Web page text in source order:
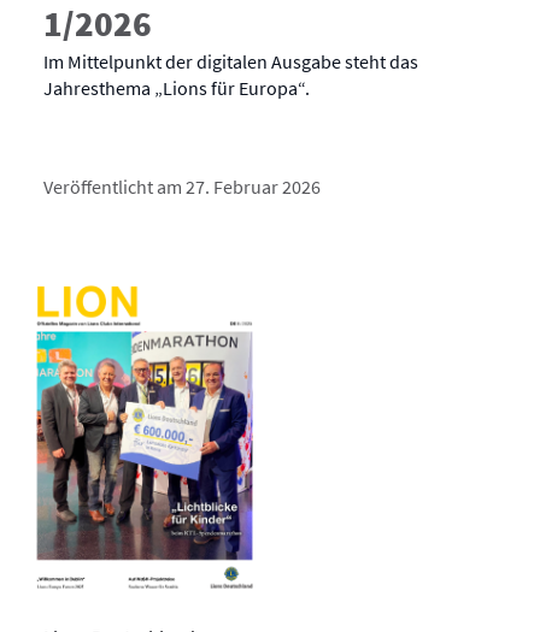
1/2026
Im Mittelpunkt der digitalen Ausgabe steht das
Jahresthema „Lions für Europa“.
Veröffentlicht am 27. Februar 2026